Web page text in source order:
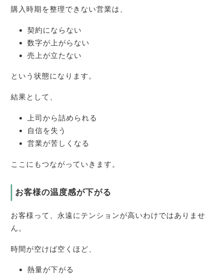
購入時期を整理できない営業は、
契約にならない
数字が上がらない
売上が立たない
という状態になります。
結果として、
上司から詰められる
自信を失う
営業が苦しくなる
ここにもつながっていきます。
お客様の温度感が下がる
お客様って、永遠にテンションが高いわけではありませ
ん。
時間が空けば空くほど、
熱量が下がる